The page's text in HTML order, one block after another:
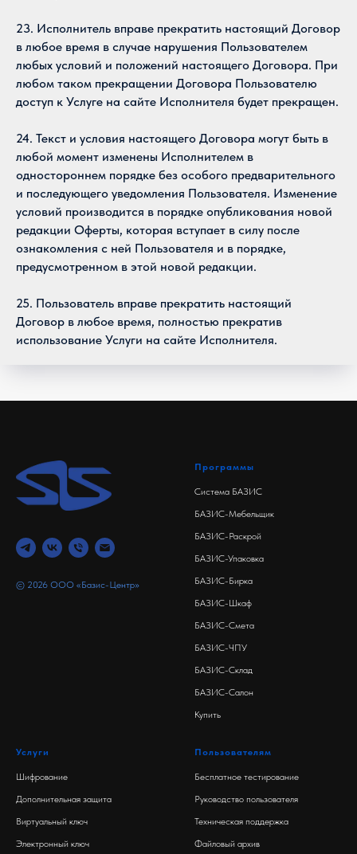
23. Исполнитель вправе прекратить настоящий Договор
в любое время в случае нарушения Пользователем
любых условий и положений настоящего Договора. При
любом таком прекращении Договора Пользователю
доступ к Услуге на сайте Исполнителя будет прекращен.
24. Текст и условия настоящего Договора могут быть в
любой момент изменены Исполнителем в
одностороннем порядке без особого предварительного
и последующего уведомления Пользователя. Изменение
условий производится в порядке опубликования новой
редакции Оферты, которая вступает в силу после
ознакомления с ней Пользователя и в порядке,
предусмотренном в этой новой редакции.
25. Пользователь вправе прекратить настоящий
Договор в любое время, полностью прекратив
использование Услуги на сайте Исполнителя.
© 2026 ООО «Базис-Центр»
Программы
Система БАЗИС
БАЗИС-Мебельщик
БАЗИС-Раскрой
БАЗИС-Упаковка
БАЗИС-Бирка
БАЗИС-Шкаф
БАЗИС-Смета
БАЗИС-ЧПУ
БАЗИС-Склад
БАЗИС-Салон
Купить
Услуги
Шифрование
Дополнительная защита
Виртуальный ключ
Электронный ключ
Пользователям
Бесплатное тестирование
Руководство пользователя
Техническая поддержка
Файловый архив